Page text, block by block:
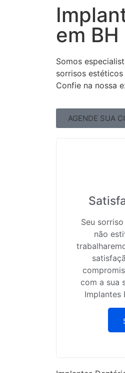
em BH
Somos
sorrisos estéticos
Confie na nossa
AGENDE SUA
Seu
não
com a sua
Implantes